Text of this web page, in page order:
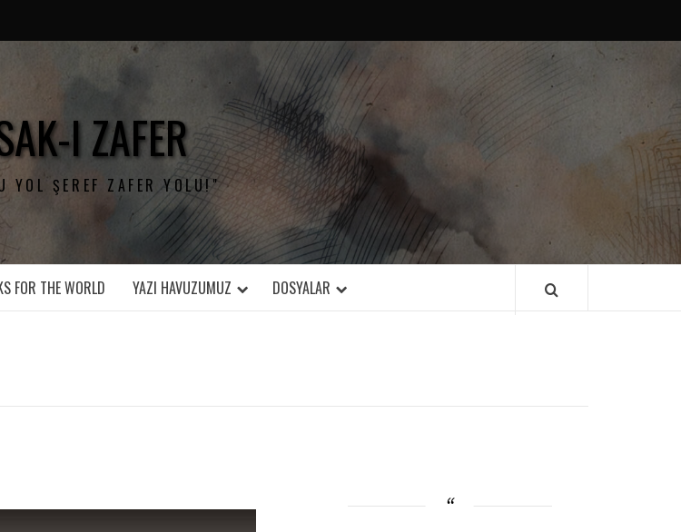
I ZAFER
YOL ŞEREF ZAFER YOLU!"
FOR THE WORLD YAZI HAVUZUMUZ DOSYALAR